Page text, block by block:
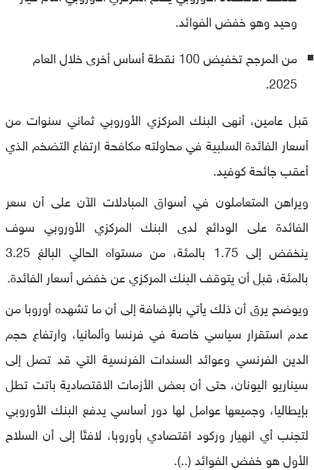
وحيد وهو خفض الفوائد.
من المرجح تخفيض 100 نقطة أساس أخرى خلال العام
2025.
قبل عامين، أنهى البنك المركزي الأوروبي ثماني سنوات من
أسعار الفائدة السلبية في محاولته مكافحة ارتفاع التضخم الذي
أعقب جائحة كوفيد.
ويراهن المتعاملون في أسواق المبادلات الآن على أن سعر
الفائدة على الودائع لدى البنك المركزي الأوروبي سوف
ينخفض ​​إلى 1.75 بالمئة، من مستواه الحالي البالغ 3.25
بالمئة، قبل أن يتوقف البنك المركزي عن خفض أسعار الفائدة.
ويوضح يرق أن ذلك يأتي بالإضافة إلى أن ما تشهده أوروبا من
عدم استقرار سياسي خاصة في فرنسا وألمانيا، وارتفاع حجم
الدين الفرنسي وعوائد السندات الفرنسية التي قد تصل إلى
سيناريو اليونان، حتى أن بعض الأزمات الاقتصادية باتت تطل
بإيطاليا، وجميعها عوامل لها دور أساسي يدفع البنك الأوروبي
لتجنب أي انهيار وركود اقتصادي بأوروبا، لافتًا إلى أن السلاح
الأول هو خفض الفوائد (..).